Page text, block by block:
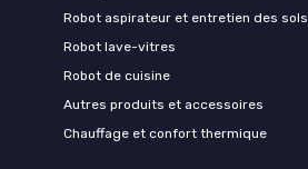
Robot aspirateur et entretien des sols
Robot lave-vitres
Robot de cuisine
Autres produits et accessoires
Chauffage et confort thermique